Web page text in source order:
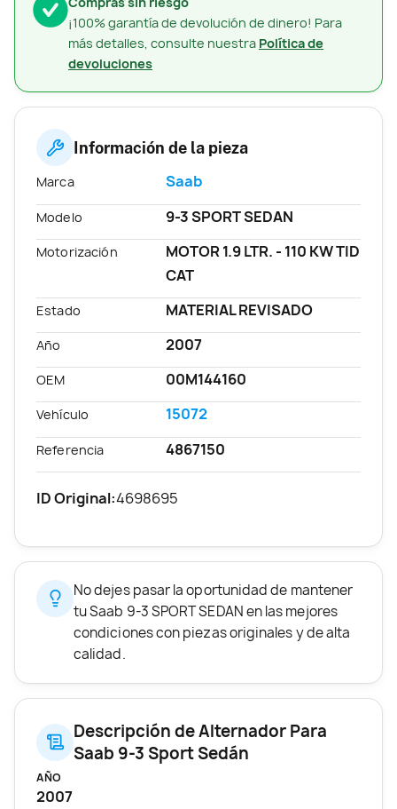
¡100% garantía de devolución de dinero! Para
más detalles, consulte nuestra Política de
devoluciones
Información de la pieza
Marca Saab
Modelo 9-3 SPORT SEDAN
Motorización
MOTOR 1.9 LTR. - 110 KW TID
CAT
Estado MATERIAL REVISADO
Año 2007
OEM 00M144160
Vehículo 15072
Referencia 4867150
ID Original:4698695
No dejes pasar la oportunidad de mantener
tu Saab 9-3 SPORT SEDAN en las mejores
condiciones con piezas originales y de alta
calidad.
Descripción de Alternador Para
Saab 9-3 Sport Sedán
AÑO
2007